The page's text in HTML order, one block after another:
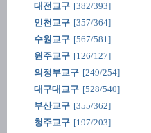
대전교구 [382/393]
인천교구 [357/364]
수원교구 [567/581]
원주교구 [126/127]
의정부교구 [249/254]
대구대교구 [528/540]
부산교구 [355/362]
청주교구 [197/203]